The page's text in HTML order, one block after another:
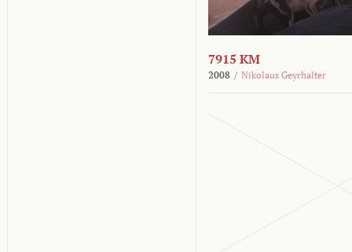
7915 KM
2008 / Nikolaus Geyrhalter